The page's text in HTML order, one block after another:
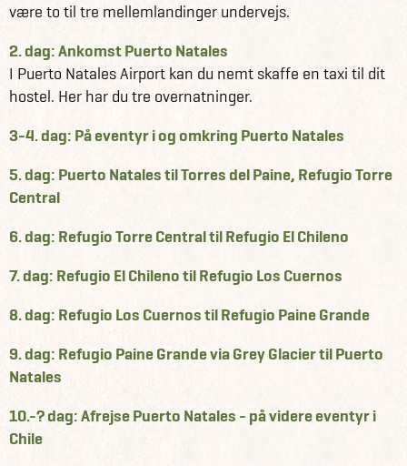
være to til tre mellemlandinger undervejs.
2. dag: Ankomst Puerto Natales
I Puerto Natales Airport kan du nemt skaffe en taxi til dit
hostel. Her har du tre overnatninger.
3-4. dag: På eventyr i og omkring Puerto Natales
5. dag: Puerto Natales til Torres del Paine, Refugio Torre
Central
6. dag: Refugio Torre Central til Refugio El Chileno
7. dag: Refugio El Chileno til Refugio Los Cuernos
8. dag: Refugio Los Cuernos til Refugio Paine Grande
9. dag: Refugio Paine Grande via Grey Glacier til Puerto
Natales
10.-? dag: Afrejse Puerto Natales - på videre eventyr i
Chile